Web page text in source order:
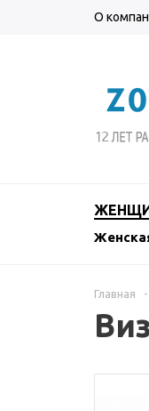
О
Главная -